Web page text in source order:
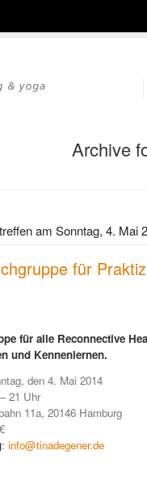
Archive
am Sonntag, 4. Mai
für
für alle Reconnective
und Kennenlernen.
den 4. Mai 2014
21 Uhr
11a, 20146 Hamburg
: info@tinadegener.de